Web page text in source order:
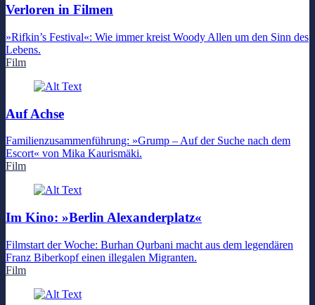
Verloren in Filmen
»Rifkin’s Festival«: Wie immer kreist Woody Allen um den Sinn des
Lebens.
Film
Auf Achse
Familienzusammenführung: »Grump – Auf der Suche nach dem
Escort« von Mika Kaurismäki.
Film
Im Kino: »Berlin Alexanderplatz«
Filmstart der Woche: Burhan Qurbani macht aus dem legendären
Franz Biberkopf einen illegalen Migranten.
Film